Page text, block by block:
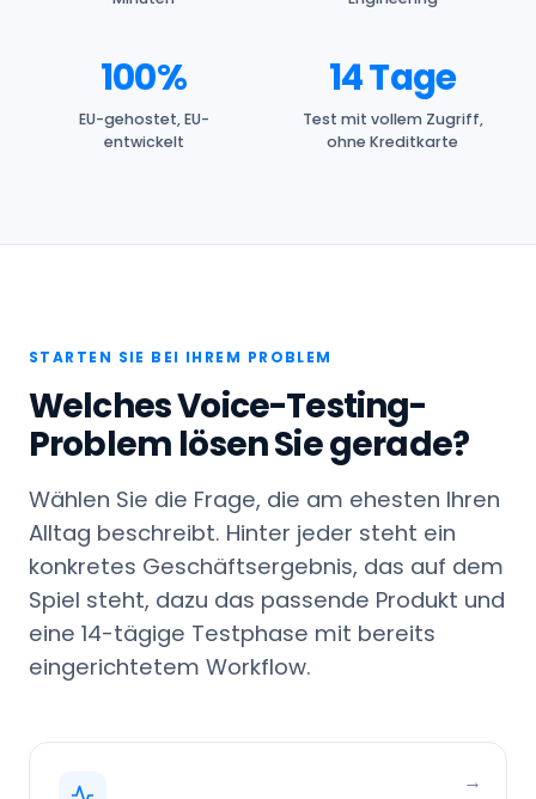
100%
EU-gehostet, EU-
entwickelt
14 Tage
Test mit vollem Zugriff,
ohne Kreditkarte
STARTEN SIE BEI IHREM PROBLEM
Welches Voice-Testing-
Problem lösen Sie gerade?
Wählen Sie die Frage, die am ehesten Ihren
Alltag beschreibt. Hinter jeder steht ein
konkretes Geschäftsergebnis, das auf dem
Spiel steht, dazu das passende Produkt und
eine 14-tägige Testphase mit bereits
eingerichtetem Workflow.